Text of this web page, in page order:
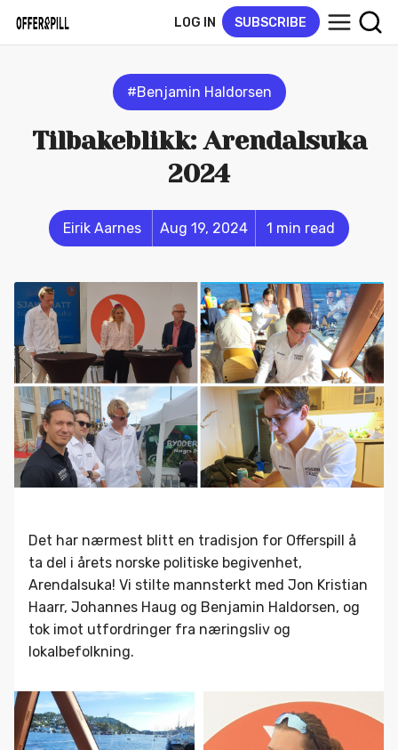
LOG IN SUBSCRIBE
#Benjamin Haldorsen
Tilbakeblikk: Arendalsuka
2024
Eirik Aarnes Aug 19, 2024 1 min read
Det har nærmest blitt en tradisjon for Offerspill å
ta del i årets norske politiske begivenhet,
Arendalsuka! Vi stilte mannsterkt med Jon Kristian
Haarr, Johannes Haug og Benjamin Haldorsen, og
tok imot utfordringer fra næringsliv og
lokalbefolkning.